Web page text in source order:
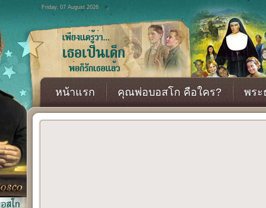
Friday, 07 August 2026
หน้าแรก คุณพ่อบอสโก คือใคร? พระ